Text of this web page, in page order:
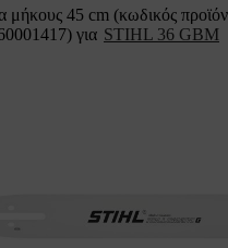
μήκους 45 cm (κωδικός
για STIHL 36 GBM